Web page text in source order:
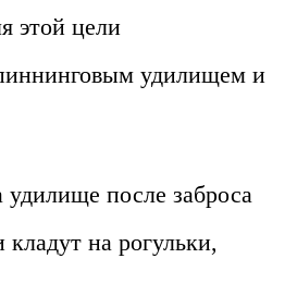
этой цели
удилищем и
удилище после заброса
на рогульки,